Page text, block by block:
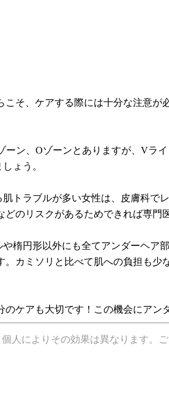
そ、ケアする際には十分な注意
ン、Oゾーンとありますが、Vラ
ょう。
トラブルが多い女性は、皮膚科
のリスクがあるためできれば専門
楕円形以外にも全てアンダーヘ
カミソリと比べて肌への負担も少
ケアも大切です！この機会にアン
人によりその効果は異なります。